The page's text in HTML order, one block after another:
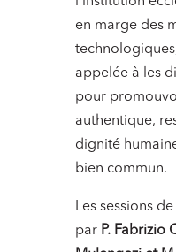
en marge des
appelée à les
pour
authentique,
dignité
bien commun.
Les sessions
par P. Fabrizio